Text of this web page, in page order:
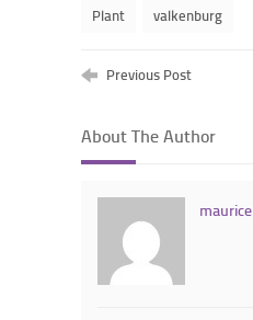
Plant valkenburg
Previous Post
About The Author
maurice